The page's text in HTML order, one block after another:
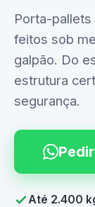
Porta-
feitos sob
galpão. Do
estrutura
segurança.
Até 2.400